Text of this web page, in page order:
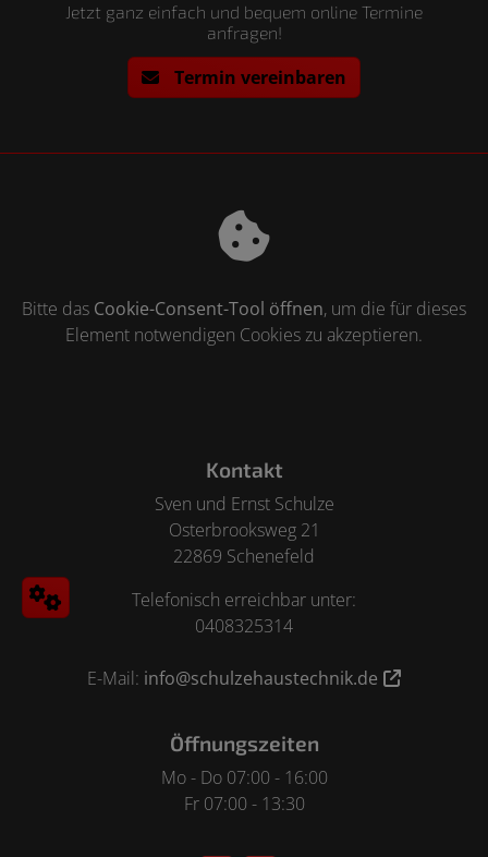
Jetzt ganz einfach und bequem online Termine
anfragen!
Termin vereinbaren
Bitte das Cookie-Consent-Tool öffnen, um die für dieses
Element notwendigen Cookies zu akzeptieren.
Footer - Kontaktdaten und Öffnungszeiten
Kontakt
Sven und Ernst Schulze
Osterbrooksweg 21
22869 Schenefeld
Telefonisch erreichbar unter:
0408325314
E-Mail: info@schulzehaustechnik.de
Öffnungszeiten
Mo - Do 07:00 - 16:00
Fr 07:00 - 13:30